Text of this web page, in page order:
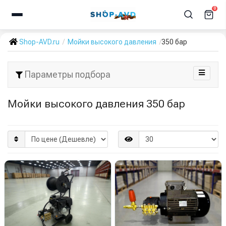
0
Shop-AVD.ru Мойки высокого давления 350 бар
Параметры подбора
Мойки высокого давления 350 бар